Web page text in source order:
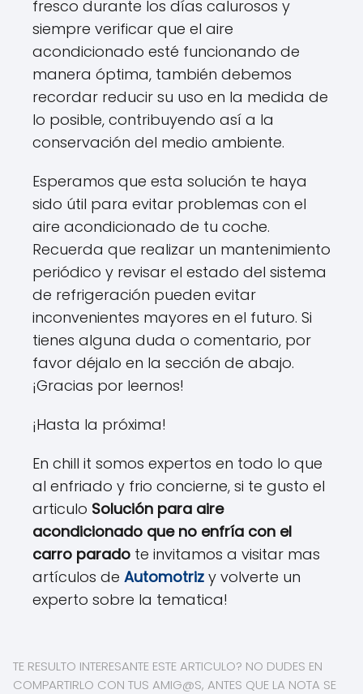
fresco durante los días calurosos y
siempre verificar que el aire
acondicionado esté funcionando de
manera óptima, también debemos
recordar reducir su uso en la medida de
lo posible, contribuyendo así a la
conservación del medio ambiente.
Esperamos que esta solución te haya
sido útil para evitar problemas con el
aire acondicionado de tu coche.
Recuerda que realizar un mantenimiento
periódico y revisar el estado del sistema
de refrigeración pueden evitar
inconvenientes mayores en el futuro. Si
tienes alguna duda o comentario, por
favor déjalo en la sección de abajo.
¡Gracias por leernos!
¡Hasta la próxima!
En chill it somos expertos en todo lo que
al enfriado y frio concierne, si te gusto el
articulo Solución para aire
acondicionado que no enfría con el
carro parado te invitamos a visitar mas
artículos de Automotriz y volverte un
experto sobre la tematica!
TE RESULTO INTERESANTE ESTE ARTICULO? NO DUDES EN
COMPARTIRLO CON TUS AMIG@S, ANTES QUE LA NOTA SE